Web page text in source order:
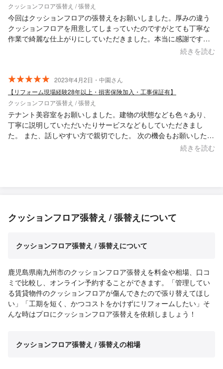
クッションフロア張替え / 張替え
今回はクッションフロアの張替えをお願いしました。厚みの違う
クッションフロアを用意してしまっていたのですがとても丁寧な
作業で綺麗な仕上がりにしていただきました。本当に感謝です。
続きを読む
2023年4月2日・中園さん
【リフォーム現場経験28年以上・損害保険加入・工事保証有】
クッションフロア張替え / 張替え
テナント美容室をお願いしました。建物の状態なども色々あり、
丁寧に説明していただいたりサービスなどもしていただきまし
た。 また、話しやすい方で親切でした。 次の機会もお願いしたい
続きを読む
クッションフロア張替え / 張替えについて
クッションフロア張替え / 張替えについて
鹿児島県南九州市のクッションフロア張替えを料金や相場、口コ
ミで比較し、オンライン予約することができます。「管理してい
る賃貸物件のクッションフロアが傷んできたので張り替えてほし
い」「工期を短く、かつコストをかけずにリフォームしたい」そ
んな時はプロにクッションフロア張替えを依頼しましょう！
クッションフロア張替え / 張替えの相場